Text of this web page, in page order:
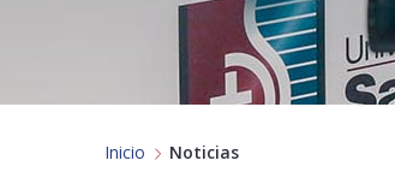
Inicio Noticias